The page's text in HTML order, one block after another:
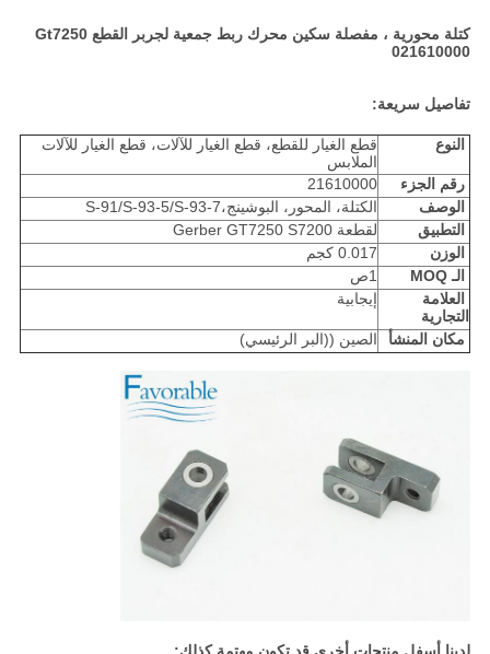
كتلة محورية ، مفصلة سكين محرك ربط جمعية لجربر القطع Gt7250
021610000
تفاصيل سريعة:
النوع
قطع الغيار للقطع، قطع الغيار للآلات، قطع الغيار للآلات
الملابس
رقم الجزء
21610000
الوصف
الكتلة، المحور، البوشينج،S-91/S-93-5/S-93-7
التطبيق
لقطعة Gerber GT7250 S7200
الوزن
0.017 كجم
الـ MOQ
1ص
العلامة
التجارية
إيجابية
مكان المنشأ الصين ((البر الرئيسي)
لدينا أسفل منتجات أخرى قد تكون مهتمة كذلك: